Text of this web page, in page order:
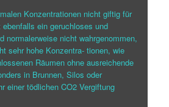
Konzentrationen nicht giftig für
ein geruchloses und
normalerweise nicht wahrgenommen,
sehr hohe Konzentra- tionen, wie
Räumen ohne ausreichende
in Brunnen, Silos oder
einer tödlichen CO2 Vergiftung